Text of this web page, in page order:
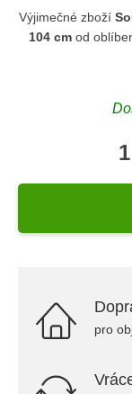
Výjimečné zboží
104 cmod
pro